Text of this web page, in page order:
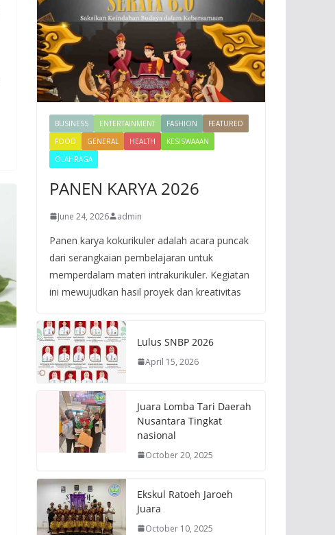
BUSINESS ENTERTAINMENT FASHION
FEATURED
FOOD
GENERAL HEALTH
KESISWAAAN
OLAHRAGA
PANEN KARYA 2026
June 24, 2026 admin
Panen karya kokurikuler adalah acara puncak
dari serangkaian pembelajaran untuk
memperdalam materi intrakurikuler. Kegiatan
ini mewujudkan hasil proyek dan kreativitas
Lulus SNBP 2026
April 15, 2026
Juara Lomba Tari Daerah
Nusantara Tingkat
nasional
October 20, 2025
Ekskul Ratoeh Jaroeh
Juara
October 10, 2025